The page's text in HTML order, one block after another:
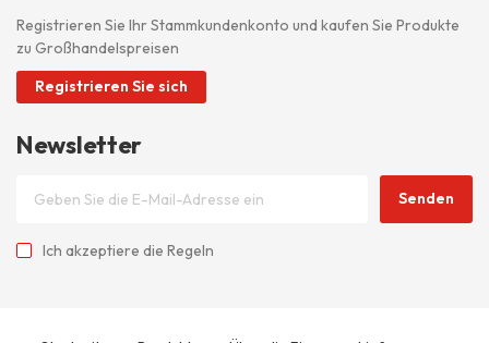
Registrieren Sie Ihr Stammkundenkonto und kaufen Sie Produkte
zu Großhandelspreisen
Registrieren Sie sich
Newsletter
Senden
Ich akzeptiere die Regeln